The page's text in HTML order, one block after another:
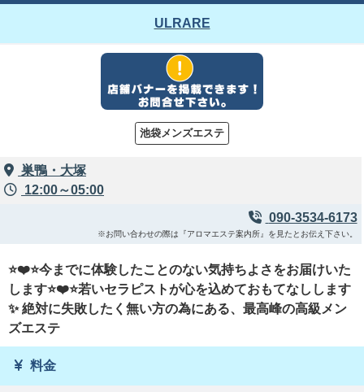
ULRARE
池袋メンズエステ
巣鴨・大塚
12:00～05:00
090-3534-6173
※お問い合わせの際は『アロマエステ案内所』を見たとお伝え下さい。
⭐❤️⭐今までに体験したことのない気持ちよさをお届けいた
します⭐❤️⭐若いセラピストが心を込めておもてなしします
✨ 絶対に失敗したく無い方の為にある、最高峰の高級メン
ズエステ
料金